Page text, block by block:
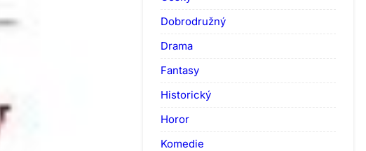
Dobrodružný
Drama
Fantasy
Historický
Horor
Komedie